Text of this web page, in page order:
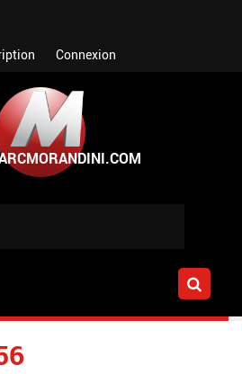
Connexion